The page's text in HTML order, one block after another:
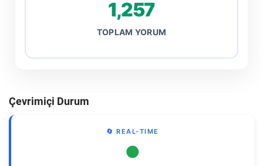
1,257
TOPLAM YORUM
Çevrimiçi Durum
🔄 REAL-TIME
●